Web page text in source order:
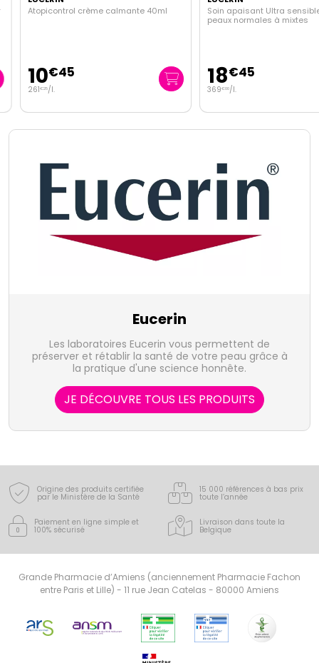
Atopicontrol crème calmante 40ml
10€45
261€25/l.
Soin apaisant Ultra sensible
peaux normales à mixtes
18€45
369 € 00/l.
Eucerin
Les laboratoires Eucerin vous permettent de
préserver et rétablir la santé de votre peau grâce à
la pratique d'une science honnête.
JE DÉCOUVRE TOUS LES PRODUITS
Origine des produits certifiée
par le Ministère de la Santé
15 000 références à bas prix
toute l’année
Paiement en ligne simple et
100% sécurisé
Livraison dans toute la
Belgique
Grande Pharmacie d’Amiens (anciennement Pharmacie Fachon
entre Paris et Lille) - 11 rue Jean Catelas - 80000 Amiens